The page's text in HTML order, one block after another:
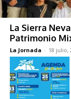
La Sierra
Patrimonio
La Jornada - 18 julio,